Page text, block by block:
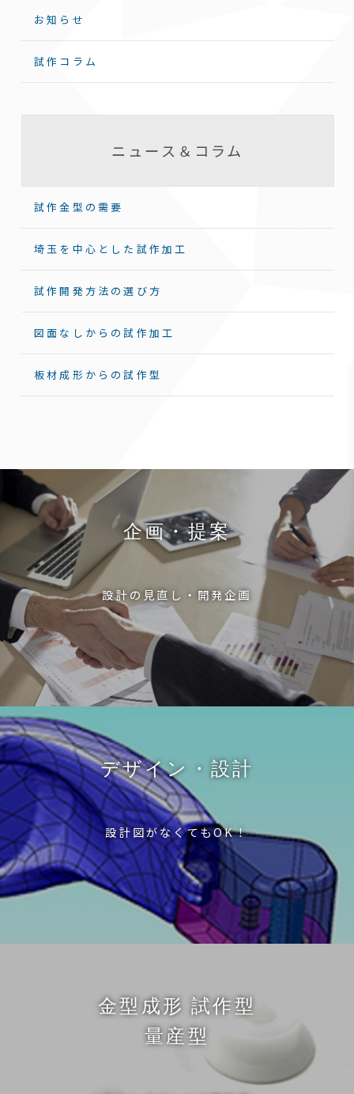
お知らせ
試作コラム
ニュース＆コラム
試作金型の需要
埼玉を中心とした試作加工
試作開発方法の選び方
図面なしからの試作加工
板材成形からの試作型
企画・提案
設計の見直し・開発企画
デザイン・設計
設計図がなくてもOK！
金型成形 試作型
量産型